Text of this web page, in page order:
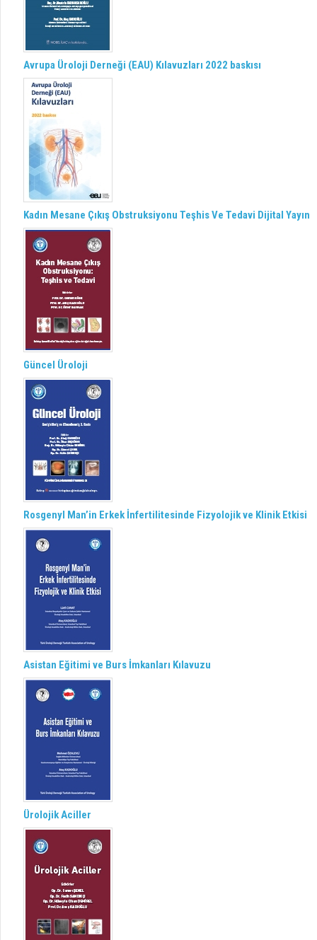
Avrupa Üroloji Derneği (EAU) Kılavuzları 2022 baskısı
Kadın Mesane Çıkış Obstruksiyonu Teşhis Ve Tedavi Dijital Yayın
Güncel Üroloji
Rosgenyl Man’in Erkek İnfertilitesinde Fizyolojik ve Klinik Etkisi
Asistan Eğitimi ve Burs İmkanları Kılavuzu
Ürolojik Aciller